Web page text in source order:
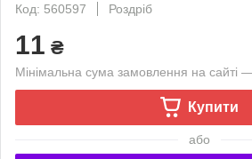
Код: 560597
Роздріб
11 ₴
Мінімальна сума замовлення на сайті
Купити
або